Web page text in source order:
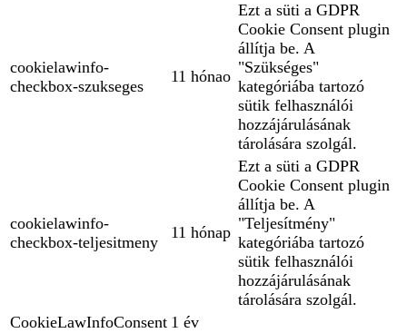
cookielawinfo-
checkbox-szukseges
11 hónao
Ezt a süti a GDPR
Cookie Consent plugin
állítja be. A
"Szükséges"
kategóriába tartozó
sütik felhasználói
hozzájárulásának
tárolására szolgál.
cookielawinfo-
checkbox-teljesitmeny
11 hónap
Ezt a süti a GDPR
Cookie Consent plugin
állítja be. A
"Teljesítmény"
kategóriába tartozó
sütik felhasználói
hozzájárulásának
tárolására szolgál.
CookieLawInfoConsent 1 év